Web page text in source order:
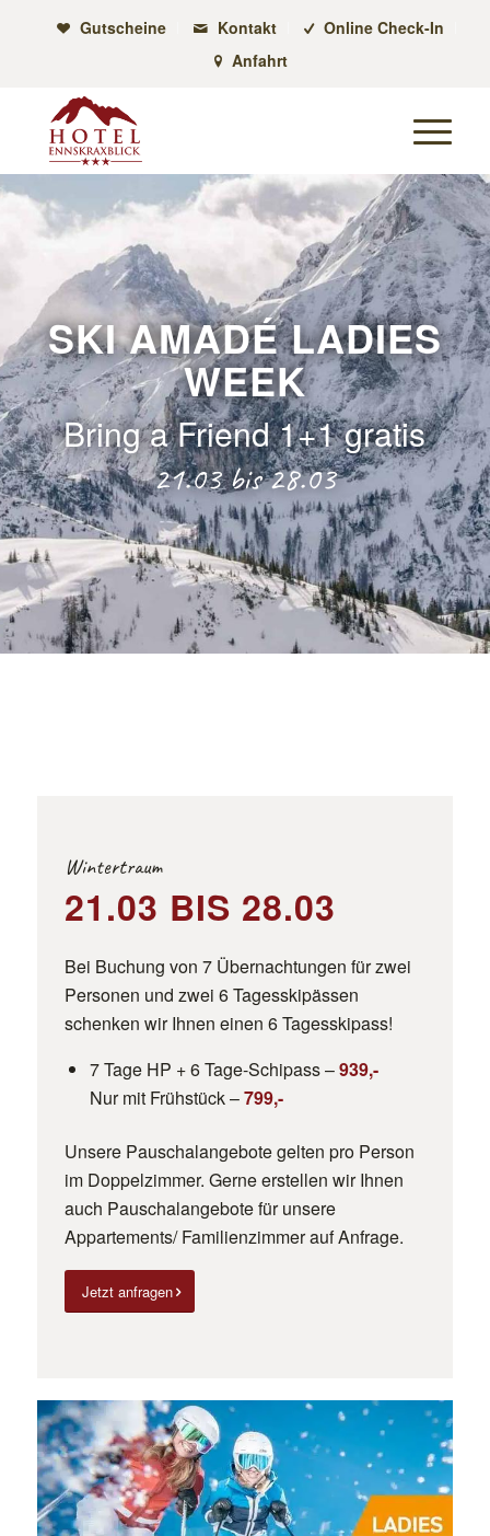
Gutscheine Kontakt
Online Check-In
Anfahrt
SKI AMADÉ LADIES
WEEK
Bring a Friend 1+1 gratis
21.03 bis 28.03
Wintertraum
21.03 BIS 28.03
Bei Buchung von 7 Übernachtungen für zwei
Personen und zwei 6 Tagesskipässen
schenken wir Ihnen einen 6 Tagesskipass!
7 Tage HP + 6 Tage-Schipass –939,-
Nur mit Frühstück –799,-
Unsere Pauschalangebote gelten pro Person
im Doppelzimmer. Gerne erstellen wir Ihnen
auch Pauschalangebote für unsere
Appartements/ Familienzimmer auf Anfrage.
Jetzt anfragen